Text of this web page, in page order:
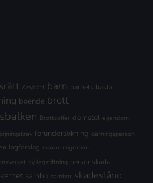
Asylrätt barn barnets bästa
boende brott
Brottsoffer domstol egendom
förundersökning gärningsperson
lagförslag makar migration
ny lagstiftning personskada
sambo sambor skadestånd